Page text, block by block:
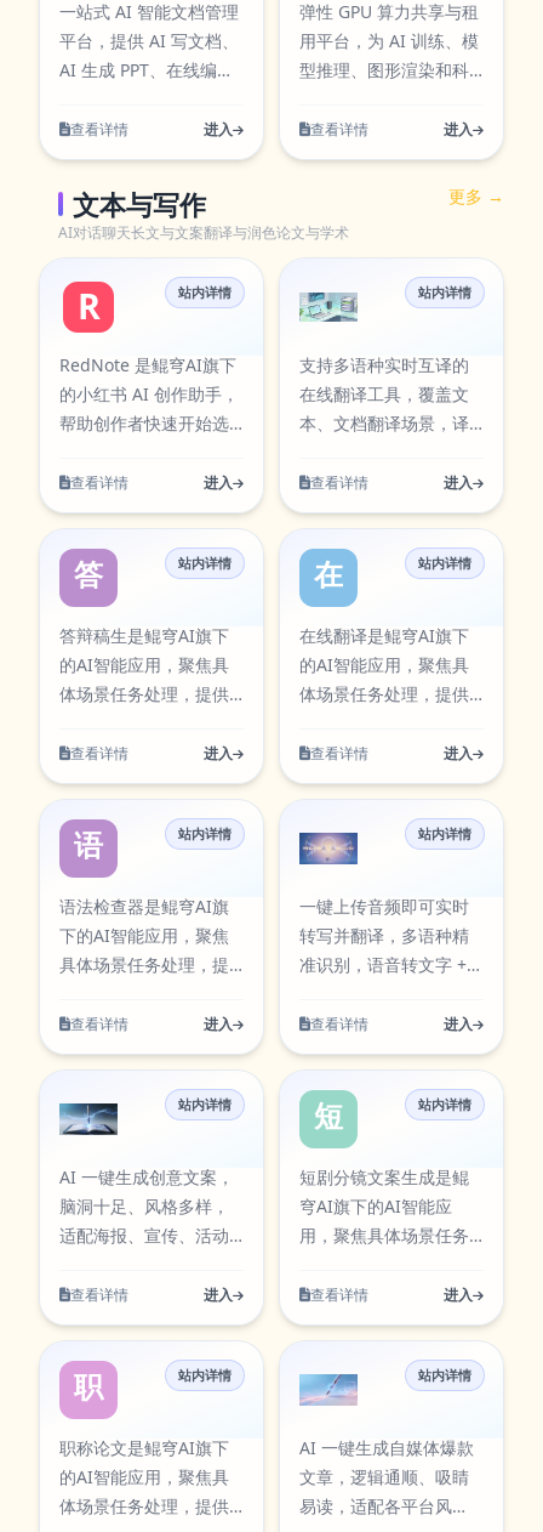
能高效的剪辑工具，适
合所有需要剪辑视频的
为旗下的一款AI智能视
户只需要将自己的素材
导入到应用中，选择使
用数字人分身功能，就
可以快速生成自己的专
属分身，并应用在视频
创作中。 2、智能拼接：
闪剪提供智能剪辑功
能，可以帮助用户快速
特效：闪剪还提供多种
一站式 AI 智能文档管理
平台，提供 AI 写文档、
AI 生成 PPT、在线编
场与团队协作服务。
查看详情 进入
弹性 GPU 算力共享与租
用平台，为 AI 训练、模
型推理、图形渲染和科
透明账单与实例管理。
查看详情 进入
文本与写作
AI对话聊天长文与文案翻译与润色论文与学术
更多 →
RedNote 小红书AI创作助手
站内详情
RedNote 是鲲穹AI旗下
的小红书 AI 创作助手，
帮助创作者快速开始选
化标题与提升内容生产
效率。
查看详情 进入
在线翻译
站内详情
支持多语种实时互译的
在线翻译工具，覆盖文
本、文档翻译场景，译
言沟通与内容处理高效
完成。 在线翻译围绕实
从输入到结果的完整流
程，适合日常办公、内
容创作、学习研究与团
队协作等多类任务。在
使用过程中可按需求调
助你在保证结果质量的
少重复操作带来的时间
成本。当前条目已在本
站AI工具卡片中同步展
https://
translation。
查看详情 进入
答辩稿生
站内详情
答辩稿生是鲲穹AI旗下
的AI智能应用，聚焦具
体场景任务处理，提供
程。面向学术写作场
景，支持选题拓展、结
工具可通过官方入口快
速访问，并提供对应图
标资源，便于在工具库
中检索与使用。 答辩稿
生围绕实际使用场景设
的完整流程，适合日常
研究与团队协作等多类
任务。在使用过程中可
按需求调整参数与输出
果质量的同时提升执行
效率，减少重复操作带
来的时间成本。当前条
中同步展示，访问入
口：
https://aiapps.kunqiongai.com/#1089。
查看详情 进入
在线翻译
站内详情
在线翻译是鲲穹AI旗下
的AI智能应用，聚焦具
体场景任务处理，提供
程。支持多语种文本理
解与互译，可用于内容
该工具可通过官方入口
快速访问，并提供对应
图标资源，便于在工具
库中检索与使用。 在线
翻译围绕实际使用场景
果的完整流程，适合日
习研究与团队协作等多
类任务。在使用过程中
可按需求调整参数与输
结果质量的同时提升执
行效率，减少重复操作
带来的时间成本。当前
片中同步展示，访问入
口：
https://
查看详情 进入
语法检查器
站内详情
语法检查器是鲲穹AI旗
下的AI智能应用，聚焦
具体场景任务处理，提
程。聚焦文本质量提
升，支持改写、润色与
可通过官方入口快速访
问，并提供对应图标资
源，便于在工具库中检
索与使用。 语法检查器
围绕实际使用场景设
的完整流程，适合日常
研究与团队协作等多类
任务。在使用过程中可
按需求调整参数与输出
果质量的同时提升执行
效率，减少重复操作带
来的时间成本。当前条
查看详情 进入
音频翻译
站内详情
一键上传音频即可实时
转写并翻译，多语种精
准识别，语音转文字 +
理会议、视频、外语听
力等场景。 音频翻译围
支持从输入到结果的完
整流程，适合日常办
公、内容创作、学习研
究与团队协作等多类任
务。在使用过程中可按
式，帮助你在保证结果
率，减少重复操作带来
的时间成本。当前条目
已在本站AI工具卡片中
https://
translation。
查看详情 进入
创意文案
站内详情
AI 一键生成创意文案，
脑洞十足、风格多样，
适配海报、宣传、活动
感，让文案更吸睛出
彩。 创意文案围绕实际
输入到结果的完整流
程，适合日常办公、内
容创作、学习研究与团
队协作等多类任务。在
使用过程中可按需求调
查看详情 进入
短剧分镜文案
站内详情
短剧分镜文案生成是鲲
穹AI旗下的AI智能应
用，聚焦具体场景任务
到输出流程。聚焦视频
创作与分镜规划，适用
与内容生产。该工具可
通过官方入口快速访
问，并提供对应图标资
源，便于在工具库中检
索与使用。 短剧分镜文
查看详情 进入
职称论文
站内详情
职称论文是鲲穹AI旗下
的AI智能应用，聚焦具
体场景任务处理，提供
自媒体文章
站内详情
AI 一键生成自媒体爆款
文章，逻辑通顺、吸睛
易读，适配各平台风